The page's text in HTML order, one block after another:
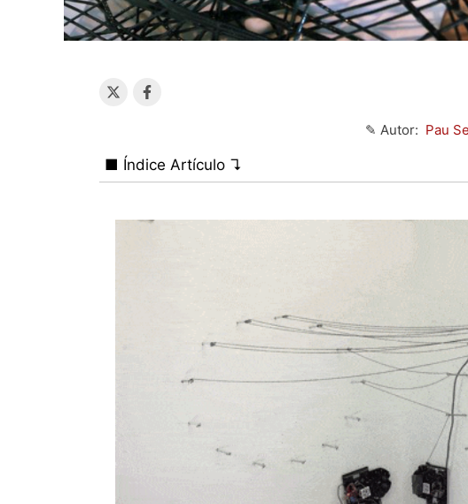
✎ Autor: Pau
■ Índice Artículo ↴